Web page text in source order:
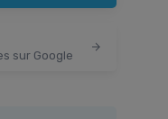
sur Google